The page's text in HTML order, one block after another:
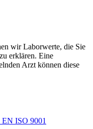
wir Laborwerte, die Sie
erklären. Eine
Arzt können diese